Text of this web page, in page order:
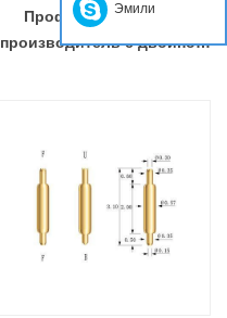
Профессиональный
производитель с двойной
Эмили